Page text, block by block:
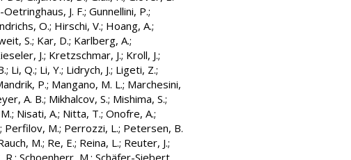
J. F.; Gunnellini, P.;
O.; Hirschi, V.; Hoang, A.;
S.; Kar, D.; Karlberg, A.;
J.; Kretzschmar, J.; Kroll, J.;
; Li, Q.; Li, Y.; Lidrych, J.; Ligeti, Z.;
P.; Mangano, M. L.; Marchesini,
A. B.; Mikhalcov, S.; Mishima, S.;
; Nisati, A.; Nitta, T.; Onofre, A.;
; Perfilov, M.; Perrozzi, L.; Petersen, B.
M.; Re, E.; Reina, L.; Reuter, J.;
; Schoenherr, M. ; Schäfer-Siebert,